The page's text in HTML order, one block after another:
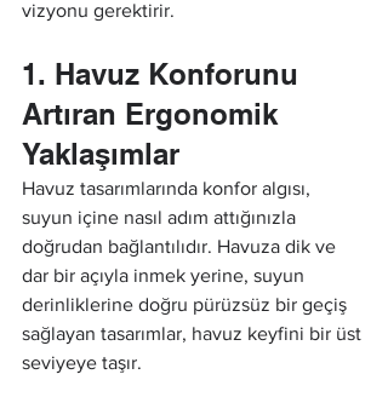
vizyonu gerektirir.
1. Havuz Konforunu
Artıran Ergonomik
Yaklaşımlar
Havuz tasarımlarında konfor algısı,
suyun içine nasıl adım attığınızla
doğrudan bağlantılıdır. Havuza dik ve
dar bir açıyla inmek yerine, suyun
derinliklerine doğru pürüzsüz bir geçiş
sağlayan tasarımlar, havuz keyfini bir üst
seviyeye taşır.